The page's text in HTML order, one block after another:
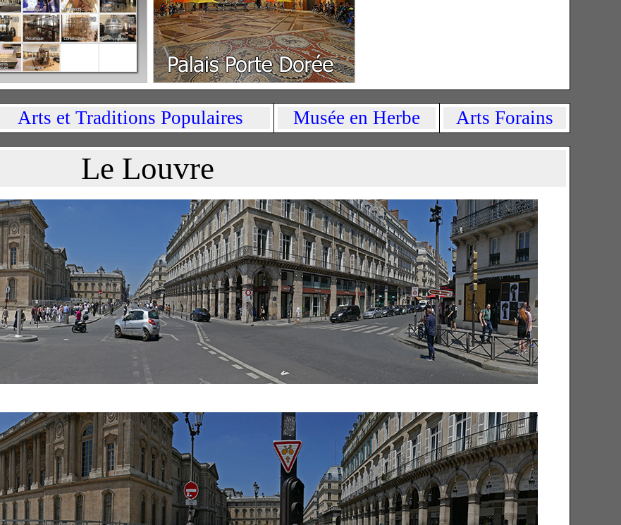
Arts et Traditions Populaires Musée en Herbe Arts Forains
Le Louvre